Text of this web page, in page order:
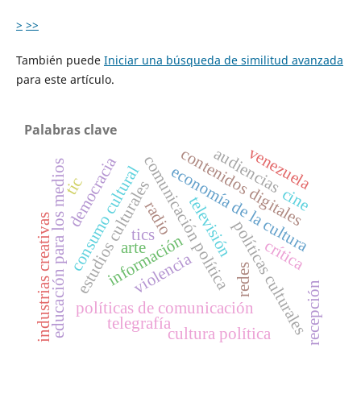
> >>
También puede Iniciar una búsqueda de similitud avanzada
para este artículo.
Palabras clave
estudios culturaleseconomía de la cultura
comunicación política
educación para los medios políticas de comunicaciónpolíticas culturales
industrias creativas información
contenidos digitales
consumo cultural audiencias
recepción
radio
venezuela
democracia
violencia
televisión
telegrafía
crítica
cine
tic
cultura política
arte
redes
tics